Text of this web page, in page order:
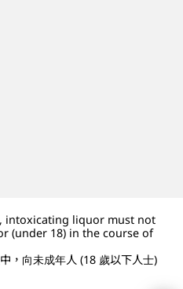
intoxicating liquor must not
(under 18) in the course of
，向未成年人 (18 歲以下人士)